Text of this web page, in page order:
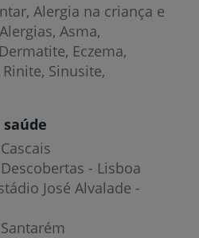
Alergia na criança e
Alergias Asma
Dermatite Eczema
Rinite Sinusite
- Lisboa
José Alvalade -